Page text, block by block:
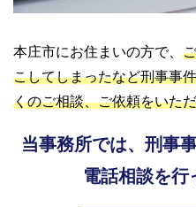
本庄市にお住まいの方で、
こしてしまったなど刑事事
くのご相談、ご依頼をいた
当事務所では、刑事
電話相談を行